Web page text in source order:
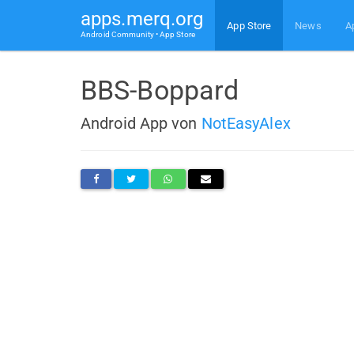
apps.merq.org
Android Community • App Store
App Store News
BBS-Boppard
Android App von NotEasyAlex